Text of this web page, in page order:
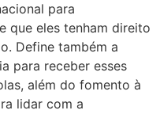
para
que eles tenham direito
Define também a
para receber esses
além do fomento à
lidar com a